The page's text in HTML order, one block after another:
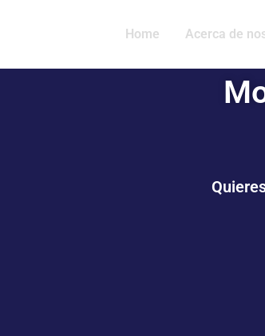
Home Acerca de